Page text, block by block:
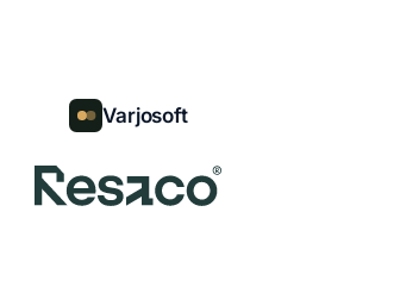
Varjosoft